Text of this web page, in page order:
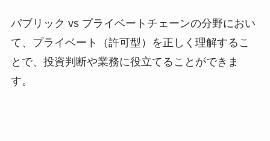
パブリック vs プライベートチェーンの分野におい
て、プライベート（許可型）を正しく理解するこ
とで、投資判断や業務に役立てることができま
す。